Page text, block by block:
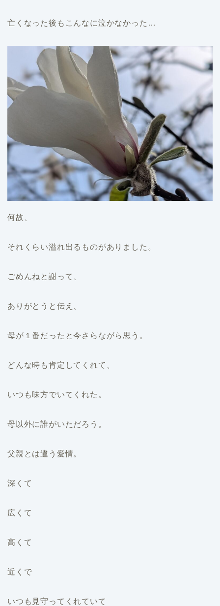
亡くなった後もこんなに泣かなかった…
何故、
それくらい溢れ出るものがありました。
ごめんねと謝って、
ありがとうと伝え、
母が１番だったと今さらながら思う。
どんな時も肯定してくれて、
いつも味方でいてくれた。
母以外に誰がいただろう。
父親とは違う愛情。
深くて
広くて
高くて
近くで
いつも見守ってくれていて